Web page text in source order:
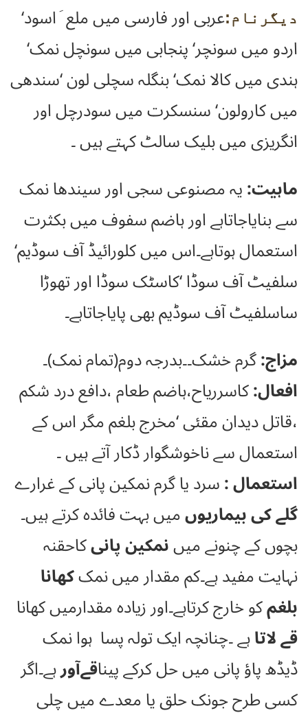
دیگرنام:عربی اور فارسی میں ملع َاسود‘
اردو میں سونچر‘ پنجابی میں سونچل نمک‘
ہندی میں کالا نمک‘ بنگلہ سچلی لون ‘سندھی
میں کارولون‘ سنسکرت میں سودرچل اور
انگریزی میں بلیک سالٹ کہتے ہیں ۔
ماہیت:یہ مصنوعی سجی اور سیندھا نمک
سے بنایاجاتاہے اور ہاضم سفوف میں بکثرت
استعمال ہوتاہے۔اس میں کلورائیڈ آف سوڈیم‘
سلفیٹ آف سوڈا ‘کاسٹک سوڈا اور تھوڑا
ساسلفیٹ آف سوڈیم بھی پایاجاتاہے۔
مزاج:گرم خشک۔۔بدرجہ دوم(تمام نمک)۔
افعال:کاسرریاح،ہاضم طعام ،دافع درد شکم
،قاتل دیدان مقئی ‘مخرج بلغم مگر اس کے
استعمال سے ناخوشگوار ڈکار آتے ہیں ۔
استعمال :سرد یا گرم نمکین پانی کے غرارے
گلے کی بیماریوںمیں بہت فائدہ کرتے ہیں۔
بچوں کے چنونے میںنمکین پانیکاحقنہ
نہایت مفید ہے۔کم مقدار میں نمککھانا
بلغمکو خارج کرتاہے۔اور زیادہ مقدارمیں کھانا
قے لاتاہے ۔چنانچہ ایک تولہ پسا ہوا نمک
ڈیڈھ پاؤ پانی میں حل کرکے پیناقےآورہے۔اگر
کسی طرح جونک حلق یا معدے میں چلی